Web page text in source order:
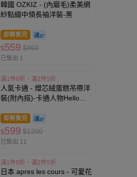
韓國 OZKIZ - (內磨毛)柔美網
紗點綴中領長袖洋裝-黑
即將售完
$559 $960
已售出 1
滿1件6折，滿2件5折
人氣卡通 - 燈芯絨蛋糕吊帶洋
裝(附內搭)-卡通人物Hello
即將售完
$599 $1200
已售出 11
滿1件6折，滿2件5折
日本 apres les cours - 可愛花